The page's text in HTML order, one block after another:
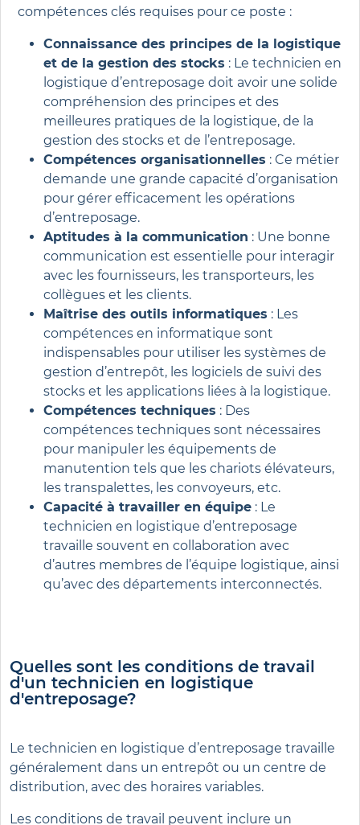
compétences clés requises pour ce poste :
Connaissance des principes de la logistique
et de la gestion des stocks : Le technicien en
logistique d’entreposage doit avoir une solide
compréhension des principes et des
meilleures pratiques de la logistique, de la
gestion des stocks et de l’entreposage.
Compétences organisationnelles : Ce métier
demande une grande capacité d’organisation
pour gérer efficacement les opérations
d’entreposage.
Aptitudes à la communication : Une bonne
communication est essentielle pour interagir
avec les fournisseurs, les transporteurs, les
collègues et les clients.
Maîtrise des outils informatiques : Les
compétences en informatique sont
indispensables pour utiliser les systèmes de
gestion d’entrepôt, les logiciels de suivi des
stocks et les applications liées à la logistique.
Compétences techniques : Des
compétences techniques sont nécessaires
pour manipuler les équipements de
manutention tels que les chariots élévateurs,
les transpalettes, les convoyeurs, etc.
Capacité à travailler en équipe : Le
technicien en logistique d’entreposage
travaille souvent en collaboration avec
d’autres membres de l’équipe logistique, ainsi
qu’avec des départements interconnectés.
Quelles sont les conditions de travail
d'un technicien en logistique
d'entreposage?
Le technicien en logistique d’entreposage travaille
généralement dans un entrepôt ou un centre de
distribution, avec des horaires variables.
Les conditions de travail peuvent inclure un